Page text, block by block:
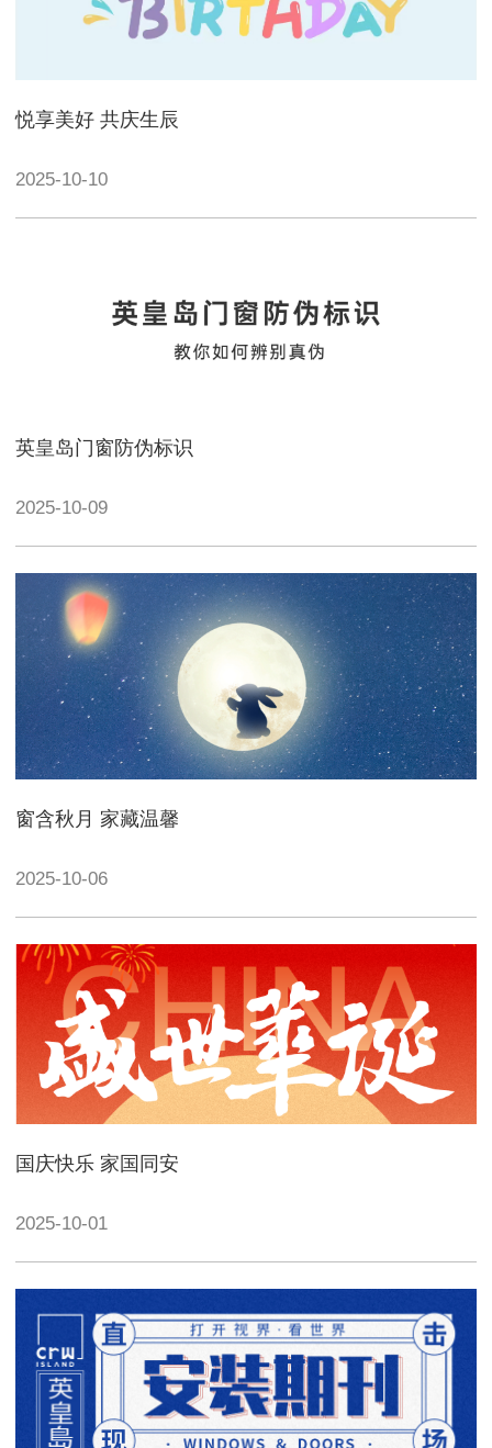
悦享美好 共庆生辰
2025-10-10
英皇岛门窗防伪标识
2025-10-09
窗含秋月 家藏温馨
2025-10-06
国庆快乐 家国同安
2025-10-01